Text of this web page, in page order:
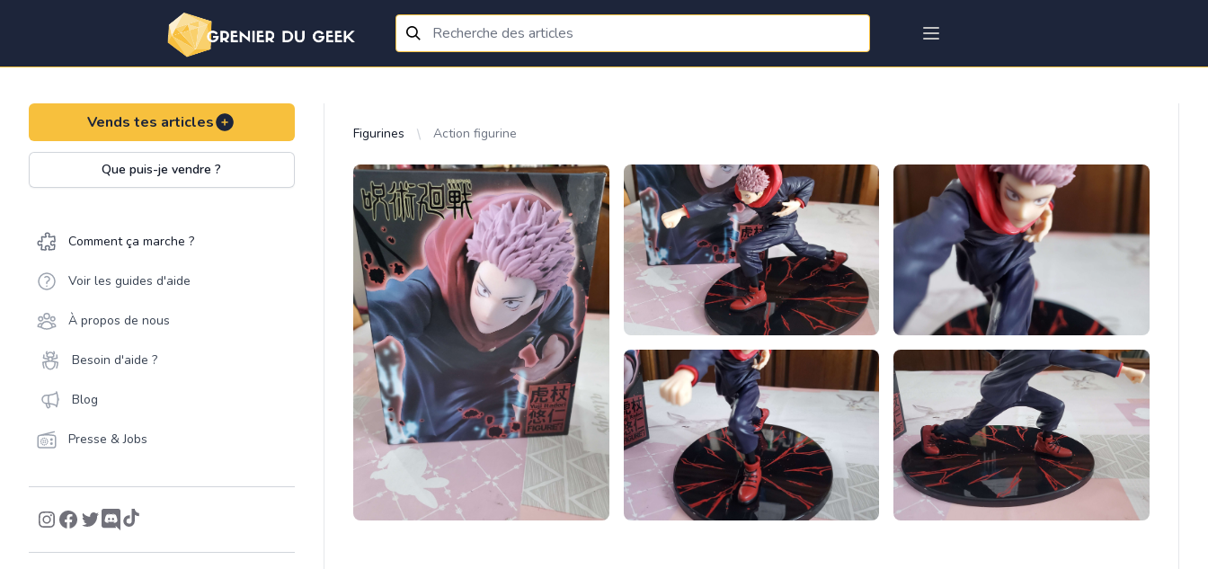
Vends tes articles
Que puis-je vendre ?
Comment ça marche ?
Voir les guides d'aide
À propos de nous
Besoin d'aide ?
Blog
Presse & Jobs
Figurines Action figurine